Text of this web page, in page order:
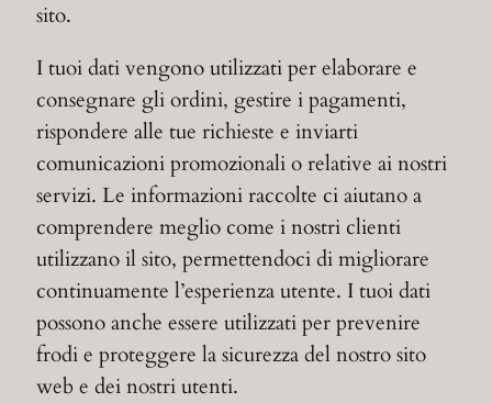
sito.
I tuoi dati vengono utilizzati per elaborare e
consegnare gli ordini, gestire i pagamenti,
rispondere alle tue richieste e inviarti
comunicazioni promozionali o relative ai nostri
servizi. Le informazioni raccolte ci aiutano a
comprendere meglio come i nostri clienti
utilizzano il sito, permettendoci di migliorare
continuamente l’esperienza utente. I tuoi dati
possono anche essere utilizzati per prevenire
frodi e proteggere la sicurezza del nostro sito
web e dei nostri utenti.